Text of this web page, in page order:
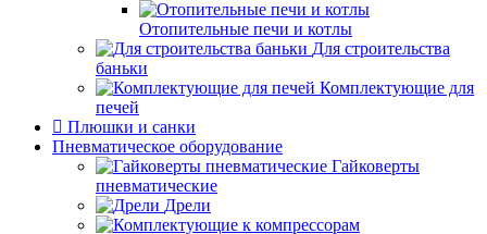
Отопительные печи и котлы
Для строительства
баньки
Комплектующие для
печей
Плюшки и санки
Пневматическое оборудование
Гайковерты
пневматические
Дрели